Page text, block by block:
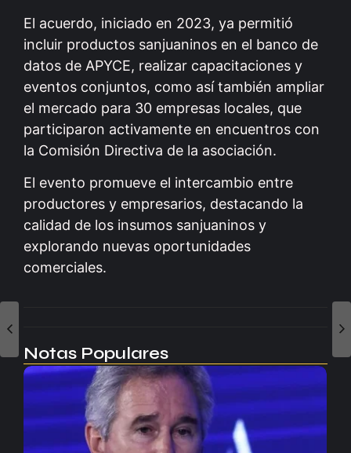
El acuerdo, iniciado en 2023, ya permitió
incluir productos sanjuaninos en el banco de
datos de APYCE, realizar capacitaciones y
eventos conjuntos, como así también ampliar
el mercado para 30 empresas locales, que
participaron activamente en encuentros con
la Comisión Directiva de la asociación.
El evento promueve el intercambio entre
productores y empresarios, destacando la
calidad de los insumos sanjuaninos y
explorando nuevas oportunidades
comerciales.
Notas Populares